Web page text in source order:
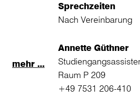
Sprechzeiten
Nach Vereinbarung
mehr ...
Annette Güthner
Raum P 209
+49 7531 206-410